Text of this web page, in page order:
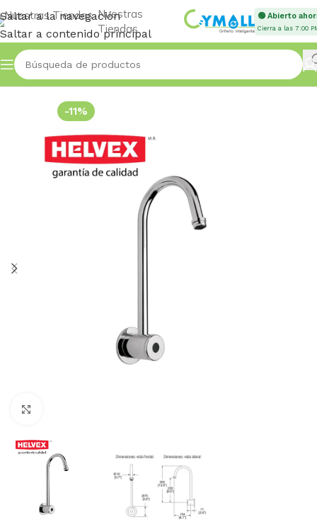
Saltar a la navegación
Saltar a contenido principal
Nuestras
Tiendas
🟢 Abierto
Cierra a las 7:00
Inicio SENSORES
-11%